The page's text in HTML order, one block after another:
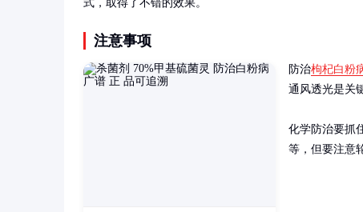
式，取得了不错的效果。
注意事项
防治枸杞白粉
通风透光是关
化学防治要抓
等，但要注意